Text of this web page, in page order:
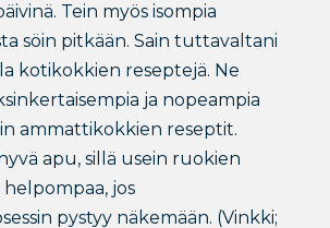
Tein myös isompia
söin pitkään. Sain tuttavaltani
kotikokkien reseptejä. Ne
ja nopeampia
ammattikokkien reseptit.
apu, sillä usein ruokien
jos
pystyy näkemään. (Vinkki;